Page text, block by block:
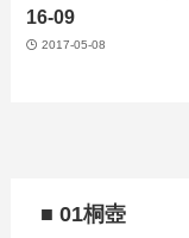
16-09
2017-05-08
■ 01桐壺